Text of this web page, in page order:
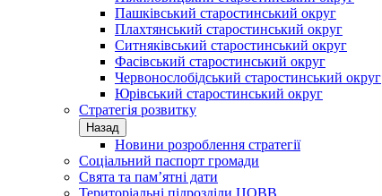
Пашківський старостинський округ
Плахтянський старостинський округ
Ситняківський старостинський округ
Фасівський старостинський округ
Червонослобідський старостинський округ
Юрівський старостинський округ
Стратегія розвитку
Назад
Новини розроблення стратегії
Соціальний паспорт громади
Свята та пам’ятні дати
Територіальні підрозділи ЦОВВ